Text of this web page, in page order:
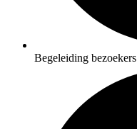
Begeleiding bezoekers